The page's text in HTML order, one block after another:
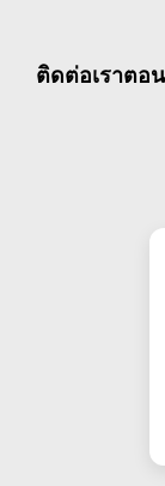
ติดต่อเราตอ